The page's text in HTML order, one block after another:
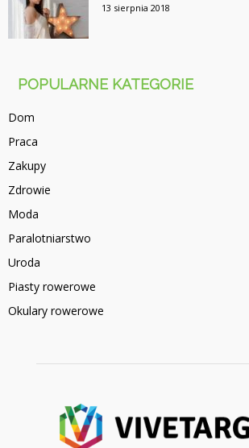
13 sierpnia 2018
POPULARNE KATEGORIE
Dom
Praca
Zakupy
Zdrowie
Moda
Paralotniarstwo
Uroda
Piasty rowerowe
Okulary rowerowe